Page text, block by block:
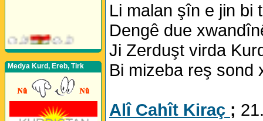
Medya Kurd, Ereb, Tirk
Li malan şîn e jin bi
Dengê due
Ji Zerduşt virda
Bi mizeba reş sond
Alî Cahît Kiraç ;